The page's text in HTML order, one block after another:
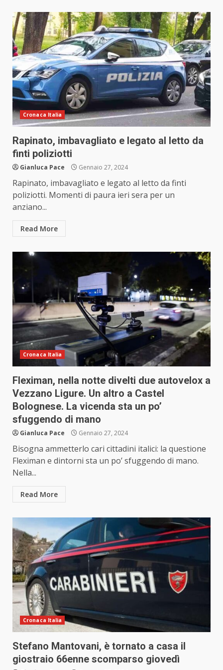
Cronaca Italia
Rapinato, imbavagliato e legato al letto da
finti poliziotti
Gianluca Pace Gennaio 27, 2024
Rapinato, imbavagliato e legato al letto da finti
poliziotti. Momenti di paura ieri sera per un
anziano...
Read More
Cronaca Italia
Fleximan, nella notte divelti due autovelox a
Vezzano Ligure. Un altro a Castel
Bolognese. La vicenda sta un po’
sfuggendo di mano
Gianluca Pace Gennaio 27, 2024
Bisogna ammetterlo cari cittadini italici: la questione
Fleximan e dintorni sta un po’ sfuggendo di mano.
Nella...
Read More
Cronaca Italia
Stefano Mantovani, è tornato a casa il
giostraio 66enne scomparso giovedì